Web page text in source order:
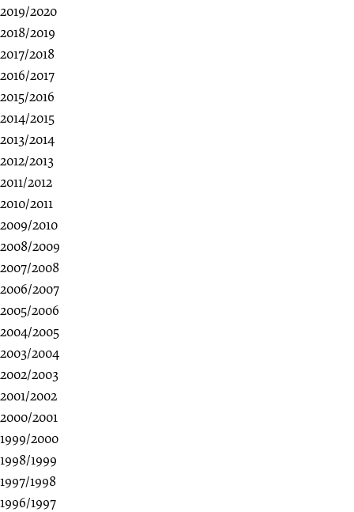
2019/2020
2018/2019
2017/2018
2016/2017
2015/2016
2014/2015
2013/2014
2012/2013
2011/2012
2010/2011
2009/2010
2008/2009
2007/2008
2006/2007
2005/2006
2004/2005
2003/2004
2002/2003
2001/2002
2000/2001
1999/2000
1998/1999
1997/1998
1996/1997